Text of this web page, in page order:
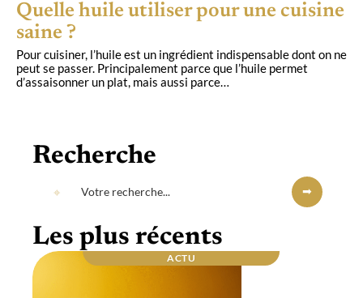
Quelle huile utiliser pour une cuisine
saine ?
Pour cuisiner, l’huile est un ingrédient indispensable dont on ne
peut se passer. Principalement parce que l’huile permet
d’assaisonner un plat, mais aussi parce…
Recherche
Les plus récents
ACTU